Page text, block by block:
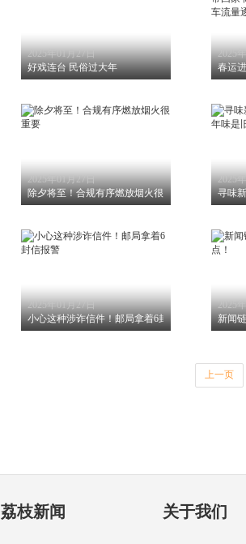
2025年01月27日
好戏连台 民俗过大年
2025
春运
2025年01月27日
除夕将至！合规有序燃放烟火很重要
2025
寻味
2025年01月27日
小心这种涉诈信件！邮局拿着6封信报警
2025
新闻
上一页
荔枝新闻 关于我们